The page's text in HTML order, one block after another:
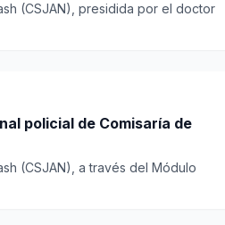
(CSJAN), presidida por el doctor
policial de Comisaría de
(CSJAN), a través del Módulo